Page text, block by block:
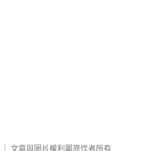
文章與圖片權利屬原作者所有